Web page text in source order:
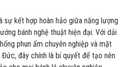
sự kết hợp hoàn hảo giữa năng lượng
bánh nghệ thuật hiện đại. Với dải
phun ẩm chuyên nghiệp và mặt
đây chính là bí quyết để tạo nên